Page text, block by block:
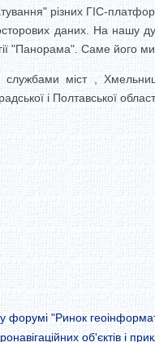
різних ГІС-
даних. На нашу
"Панорама". Саме його
міст ,
і Полтавської
"Ринок
об'єктів і